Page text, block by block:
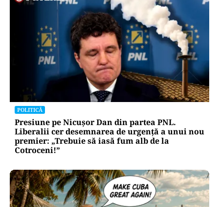
POLITICĂ
Presiune pe Nicușor Dan din partea PNL.
Liberalii cer desemnarea de urgență a unui nou
premier: „Trebuie să iasă fum alb de la
Cotroceni!”